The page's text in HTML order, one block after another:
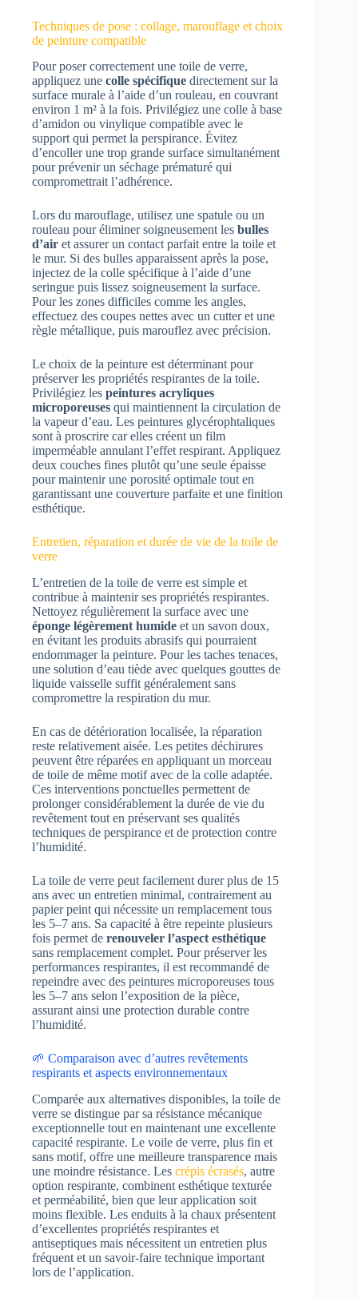
Techniques de pose : collage, marouflage et choix
de peinture compatible
Pour poser correctement une toile de verre,
appliquez une colle spécifique directement sur la
surface murale à l’aide d’un rouleau, en couvrant
environ 1 m² à la fois. Privilégiez une colle à base
d’amidon ou vinylique compatible avec le
support qui permet la perspirance. Évitez
d’encoller une trop grande surface simultanément
pour prévenir un séchage prématuré qui
compromettrait l’adhérence.
Lors du marouflage, utilisez une spatule ou un
rouleau pour éliminer soigneusement les bulles
d’air et assurer un contact parfait entre la toile et
le mur. Si des bulles apparaissent après la pose,
injectez de la colle spécifique à l’aide d’une
seringue puis lissez soigneusement la surface.
Pour les zones difficiles comme les angles,
effectuez des coupes nettes avec un cutter et une
règle métallique, puis marouflez avec précision.
Le choix de la peinture est déterminant pour
préserver les propriétés respirantes de la toile.
Privilégiez les peintures acryliques
microporeuses qui maintiennent la circulation de
la vapeur d’eau. Les peintures glycérophtaliques
sont à proscrire car elles créent un film
imperméable annulant l’effet respirant. Appliquez
deux couches fines plutôt qu’une seule épaisse
pour maintenir une porosité optimale tout en
garantissant une couverture parfaite et une finition
esthétique.
Entretien, réparation et durée de vie de la toile de
verre
L’entretien de la toile de verre est simple et
contribue à maintenir ses propriétés respirantes.
Nettoyez régulièrement la surface avec une
éponge légèrement humide et un savon doux,
en évitant les produits abrasifs qui pourraient
endommager la peinture. Pour les taches tenaces,
une solution d’eau tiède avec quelques gouttes de
liquide vaisselle suffit généralement sans
compromettre la respiration du mur.
En cas de détérioration localisée, la réparation
reste relativement aisée. Les petites déchirures
peuvent être réparées en appliquant un morceau
de toile de même motif avec de la colle adaptée.
Ces interventions ponctuelles permettent de
prolonger considérablement la durée de vie du
revêtement tout en préservant ses qualités
techniques de perspirance et de protection contre
l’humidité.
La toile de verre peut facilement durer plus de 15
ans avec un entretien minimal, contrairement au
papier peint qui nécessite un remplacement tous
les 5–7 ans. Sa capacité à être repeinte plusieurs
fois permet de renouveler l’aspect esthétique
sans remplacement complet. Pour préserver les
performances respirantes, il est recommandé de
repeindre avec des peintures microporeuses tous
les 5–7 ans selon l’exposition de la pièce,
assurant ainsi une protection durable contre
l’humidité.
🌱 Comparaison avec d’autres revêtements
respirants et aspects environnementaux
Comparée aux alternatives disponibles, la toile de
verre se distingue par sa résistance mécanique
exceptionnelle tout en maintenant une excellente
capacité respirante. Le voile de verre, plus fin et
sans motif, offre une meilleure transparence mais
une moindre résistance. Les crépis écrasés, autre
option respirante, combinent esthétique texturée
et perméabilité, bien que leur application soit
moins flexible. Les enduits à la chaux présentent
d’excellentes propriétés respirantes et
antiseptiques mais nécessitent un entretien plus
fréquent et un savoir-faire technique important
lors de l’application.